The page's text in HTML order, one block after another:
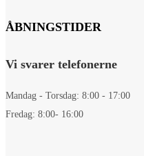
ÅBNINGSTIDER
Vi svarer telefonerne
Mandag - Torsdag: 8:00 - 17:00
Fredag: 8:00- 16:00